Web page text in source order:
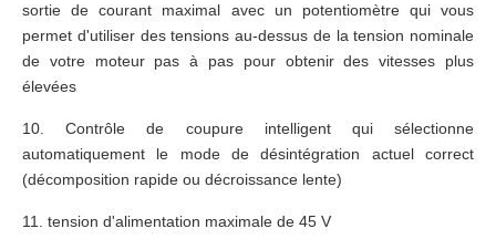
sortie de courant maximal avec un potentiomètre qui vous
permet d'utiliser des tensions au-dessus de la tension nominale
de votre moteur pas à pas pour obtenir des vitesses plus
élevées
10. Contrôle de coupure intelligent qui sélectionne
automatiquement le mode de désintégration actuel correct
(décomposition rapide ou décroissance lente)
11. tension d'alimentation maximale de 45 V